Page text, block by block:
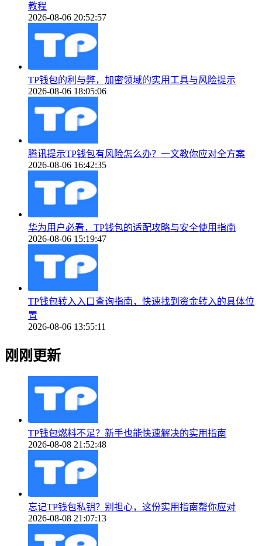
教程
2026-08-06 20:52:57
TP钱包的利与弊，加密领域的实用工具与风险提示
2026-08-06 18:05:06
腾讯提示TP钱包有风险怎么办？一文教你应对全方案
2026-08-06 16:42:35
华为用户必看，TP钱包的适配攻略与安全使用指南
2026-08-06 15:19:47
TP钱包转入入口查询指南，快速找到资金转入的具体位
置
2026-08-06 13:55:11
刚刚更新
TP钱包燃料不足？新手也能快速解决的实用指南
2026-08-08 21:52:48
忘记TP钱包私钥？别担心，这份实用指南帮你应对
2026-08-08 21:07:13